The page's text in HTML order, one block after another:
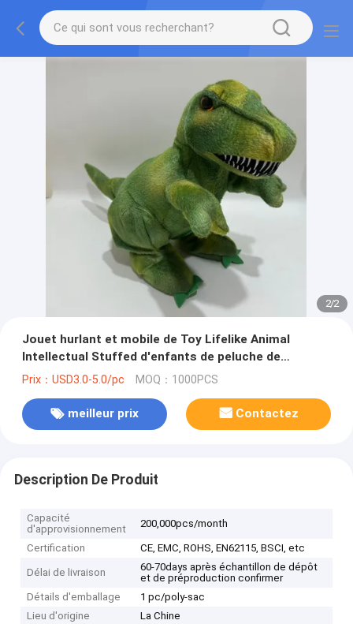
2/2
Jouet hurlant et mobile de Toy Lifelike Animal
Intellectual Stuffed d'enfants de peluche de
dinosaure vert
Prix：USD3.0-5.0/pc MOQ：1000PCS
meilleur prix Contactez
Description De Produit
Capacité
d'approvisionnement
200,000pcs/month
Certification CE, EMC, ROHS, EN62115, BSCI, etc
Délai de livraison
60-70days après échantillon de dépôt
et de préproduction confirmer
Détails d'emballage
1 pc/poly-sac
Lieu d'origine
La Chine